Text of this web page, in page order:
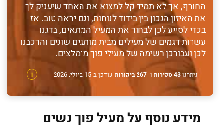
החורף, אך לא תמיד קל למצוא את האחד שיעניק לך
את האיזון הנכון בין בידוד לנוחות, וגם יראה טוב. אז
בכדי לסייע לכן לבחור את המעיל המתאים, בדגנו
עשרות דגמים של מעילים מבית מותגים שונים והרכבנו
לכן ועבורכן רשימה של מעילי פוך מומלצים.
ניתחנו43 סקירות ו- 267 ביקורות i עודכן ב-15 ביולי, 2026
מידע נוסף על מעיל פוך נשים